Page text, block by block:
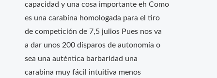
capacidad y una cosa importante eh Como
es una carabina homologada para el tiro
de competición de 7,5 julios Pues nos va
a dar unos 200 disparos de autonomía o
sea una auténtica barbaridad una
carabina muy fácil intuitiva menos